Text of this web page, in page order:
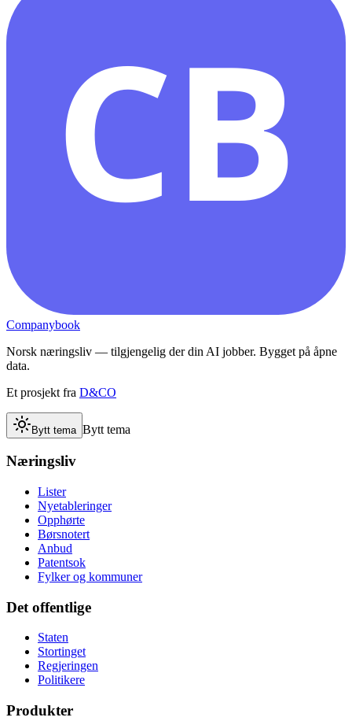
CB
Companybook
Norsk næringsliv — tilgjengelig der din AI jobber. Bygget på åpne
data.
Et prosjekt fra D&CO
Bytt tema Bytt tema
Næringsliv
Lister
Nyetableringer
Opphørte
Børsnotert
Anbud
Patentsok
Fylker og kommuner
Det offentlige
Staten
Stortinget
Regjeringen
Politikere
Produkter